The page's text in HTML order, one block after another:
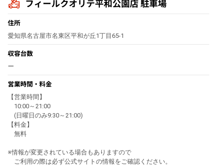
フィールクオリテ平和公園店 駐車場
住所
愛知県名古屋市名東区平和が丘1丁目65-1
収容台数
ー
営業時間・料金
【営業時間】
10:00～21:00
(日曜日のみ9:30～21:00)
【料金】
無料
※情報が変更されている場合もありますので
ご利用の際は必ず公式サイトの情報をご確認ください。